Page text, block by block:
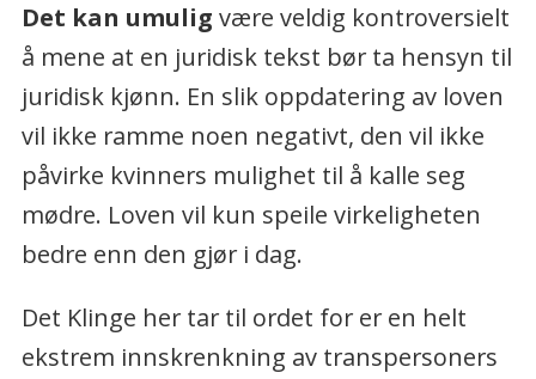
Det kan umulig være veldig kontroversielt
å mene at en juridisk tekst bør ta hensyn til
juridisk kjønn. En slik oppdatering av loven
vil ikke ramme noen negativt, den vil ikke
påvirke kvinners mulighet til å kalle seg
mødre. Loven vil kun speile virkeligheten
bedre enn den gjør i dag.
Det Klinge her tar til ordet for er en helt
ekstrem innskrenkning av transpersoners